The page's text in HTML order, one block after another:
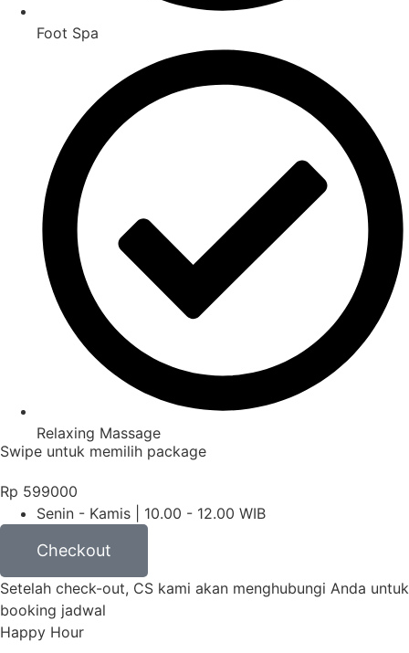
Foot Spa
Relaxing Massage
Swipe untuk memilih package
Rp 599000
Senin - Kamis | 10.00 - 12.00 WIB
Checkout
Setelah check-out, CS kami akan menghubungi Anda untuk
booking jadwal
Happy Hour